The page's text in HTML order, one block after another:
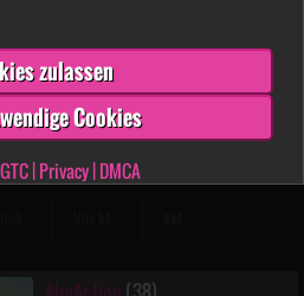
zulassen
Cookies
GTC|Privacy|DMCA
AbyAction